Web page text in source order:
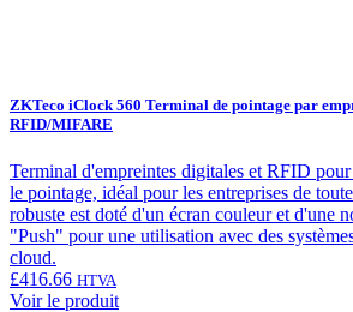
ZKTeco iClock 560 Terminal de pointage par
RFID/MIFARE
Terminal d'empreintes digitales et RFID
le pointage, idéal pour les entreprises de
robuste est doté d'un écran couleur et d'une
"Push" pour une utilisation avec des
cloud.
£416.66 HTVA
Voir le produit